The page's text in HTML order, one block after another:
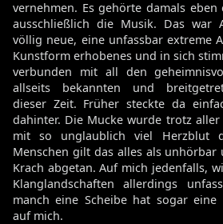
vernehmen. Es gehörte damals
ausschließlich die Musik. Das war
völlig neue, eine unfassbar extreme
Kunstform erhobenes und in sich
verbunden mit all den
allseits bekannten und
dieser Zeit. Früher steckte da
dahinter. Die Mucke wurde trotz
mit so unglaublich viel Herzblut
Menschen gilt das alles als
Krach abgetan. Auf mich jedenfalls,
Klanglandschaften allerdings
manch eine Scheibe hat sogar eine
auf mich.